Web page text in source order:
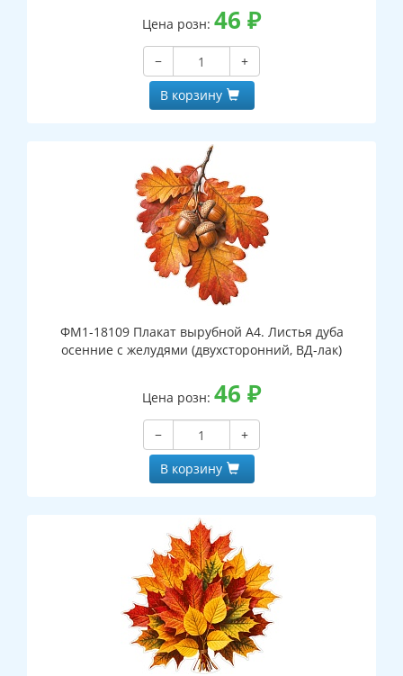
Цена розн: 46 ₽
−
+
В корзину
ФМ1-18109 Плакат вырубной А4. Листья дуба
осенние с желудями (двухсторонний, ВД-лак)
Цена розн: 46 ₽
−
+
В корзину